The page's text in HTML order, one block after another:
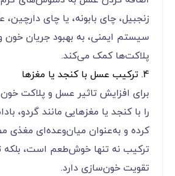
زنجبیل، چای بابونه، یا چای دارچین،
سیستم ایمنی، به بهبود جریان خون
پلاکت‌ها کمک می‌کند.
4. ترکیب عسل با کنجد یا مغزها
برای افزایش تاثیر عسل و پلاکت
را با کنجد یا مغزهایی مانند گردو،
کرده و به‌عنوان میان‌وعده‌ای مغذی
ترکیب نه تنها خوش‌طعم است، بلکه
تقویت خون‌سازی دارد.